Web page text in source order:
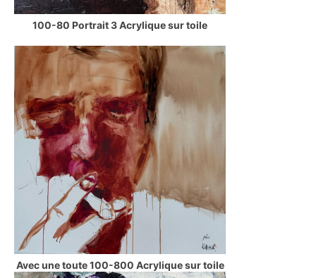
100-80 Portrait 3 Acrylique sur toile
Avec une toute 100-800 Acrylique sur toile